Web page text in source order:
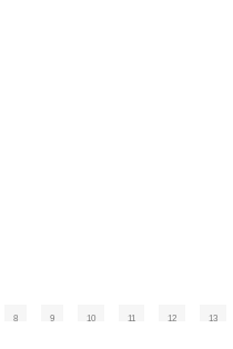
8 9 10 11 12 13